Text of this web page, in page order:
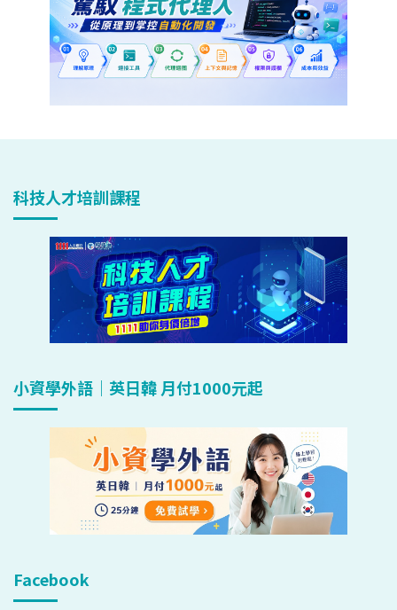
科技人才培訓課程
小資學外語｜英日韓 月付1000元起
Facebook